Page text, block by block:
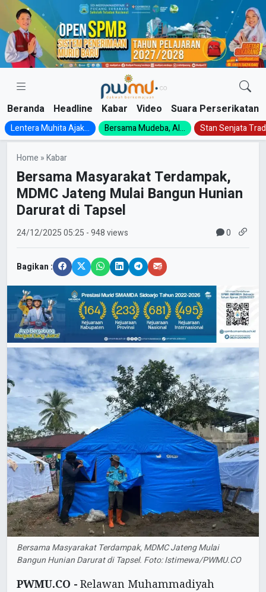
Skip
content
Beranda Headline Kabar Video Suara Perserikatan
Lentera Muhita Ajak... Bersama Mudeba, Al... Stan Senjata
Home »Kabar
Bersama Masyarakat Terdampak,
MDMC Jateng Mulai Bangun Hunian
Darurat di Tapsel
24/12/202505:25 - 948 views 0
Bagikan :
Bersama Masyarakat Terdampak, MDMC Jateng Mulai
Bangun Hunian Darurat di Tapsel. Foto: Istimewa/PWMU.CO
PWMU.CO - Relawan Muhammadiyah